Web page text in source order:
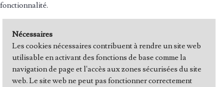
fonctionnalité.
Nécessaires
Les cookies nécessaires contribuent à rendre un site web
utilisable en activant des fonctions de base comme la
navigation de page et l'accès aux zones sécurisées du site
web. Le site web ne peut pas fonctionner correctement